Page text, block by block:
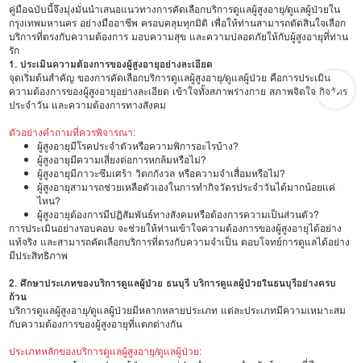
คู่มือฉบับนี้จึงมุ่งมั่นนำเสนอแนวทางการคัดเลือกบริการดูแลผู้สูงอายุ/ดูแลผู้ป่วยใน
กรุงเทพมหานคร อย่างมืออาชีพ ครอบคลุมทุกมิติ เพื่อให้ท่านสามารถตัดสินใจเลือก
บริการที่ตรงกับความต้องการ มอบความสุข และความปลอดภัยให้กับผู้สูงอายุที่ท่าน
รัก
1. ประเมินความต้องการของผู้สูงอายุอย่างละเอียด
จุดเริ่มต้นสำคัญ ของการคัดเลือกบริการดูแลผู้สูงอายุ/ดูแลผู้ป่วย คือการประเมิน
ความต้องการของผู้สูงอายุอย่างละเอียด เข้าใจทั้งสภาพร่างกาย สภาพจิตใจ กิจวัตร
ประจำวัน และความต้องการทางสังคม
ตัวอย่างคำถามที่ควรพิจารณา:
ผู้สูงอายุมีโรคประจำตัวหรือความพิการอะไรบ้าง?
ผู้สูงอายุมีความเสี่ยงต่อการหกล้มหรือไม่?
ผู้สูงอายุมีภาวะซึมเศร้า วิตกกังวล หรือความจำเสื่อมหรือไม่?
ผู้สูงอายุสามารถช่วยเหลือตัวเองในการทำกิจวัตรประจำวันได้มากน้อยแค่
ไหน?
ผู้สูงอายุต้องการมีปฏิสัมพันธ์ทางสังคมหรือต้องการความเป็นส่วนตัว?
การประเมินอย่างรอบคอบ จะช่วยให้ท่านเข้าใจความต้องการของผู้สูงอายุได้อย่าง
แท้จริง และสามารถคัดเลือกบริการที่ตรงกับความจำเป็น ตอบโจทย์การดูแลได้อย่าง
มีประสิทธิภาพ
2. ศึกษาประเภทของบริการดูแลผู้ป่วย ธนบุรี บริการดูแลผู้ป่วยในธนบุรีอย่างครบ
ถ้วน
บริการดูแลผู้สูงอายุ/ดูแลผู้ป่วยมีหลากหลายประเภท แต่ละประเภทมีความเหมาะสม
กับความต้องการของผู้สูงอายุที่แตกต่างกัน
ประเภทหลักของบริการดูแลผู้สูงอายุ/ดูแลผู้ป่วย: